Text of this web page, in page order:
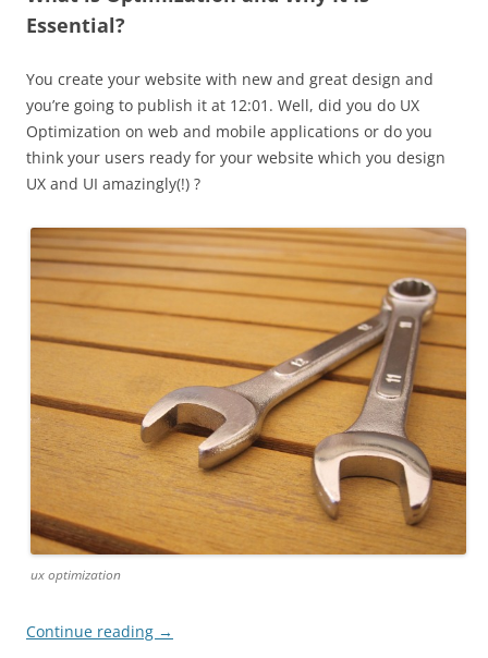
Essential?
You create your website with new and great design and
you’re going to publish it at 12:01. Well, did you do UX
Optimization on web and mobile applications or do you
think your users ready for your website which you design
UX and UI amazingly(!) ?
ux optimization
Continue reading →